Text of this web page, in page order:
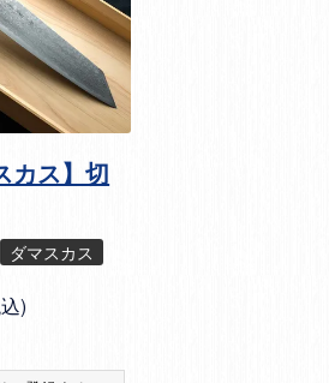
カス】切
ダマスカス